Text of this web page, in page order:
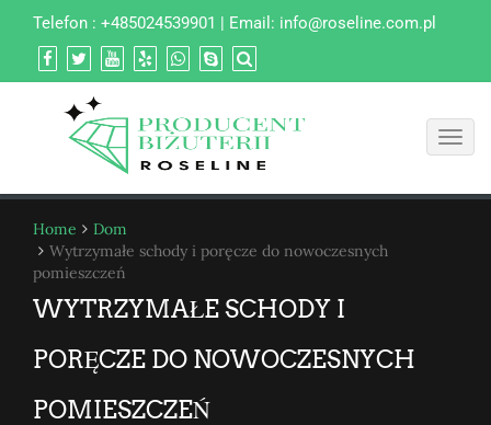
Telefon : +485024539901 | Email: info@roseline.com.pl
Home
Dom
Wytrzymałe schody i poręcze do nowoczesnych
pomieszczeń
WYTRZYMAŁE SCHODY I
PORĘCZE DO NOWOCZESNYCH
POMIESZCZEŃ